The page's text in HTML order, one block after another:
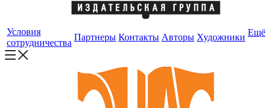
Условия
сотрудничества
Партнеры Контакты Авторы Художники Ещё